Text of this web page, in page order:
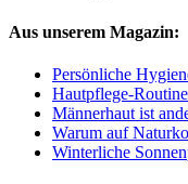
Aus unserem Magazin:
Persönliche
Hautpflege-
Männerhaut ist
Warum auf
Winterliche